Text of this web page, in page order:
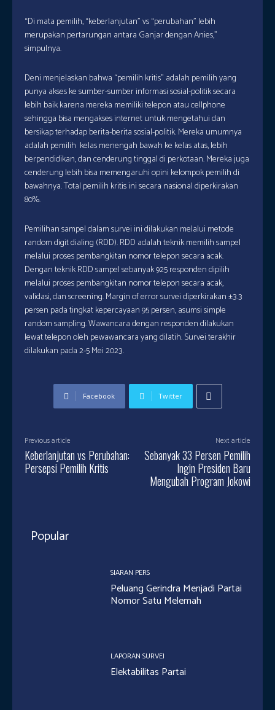
“Di mata pemilih, “keberlanjutan” vs “perubahan” lebih
merupakan pertarungan antara Ganjar dengan Anies,”
simpulnya.
Deni menjelaskan bahwa “pemilih kritis” adalah pemilih yang
punya akses ke sumber-sumber informasi sosial-politik secara
lebih baik karena mereka memiliki telepon atau cellphone
sehingga bisa mengakses internet untuk mengetahui dan
bersikap terhadap berita-berita sosial-politik. Mereka umumnya
adalah pemilih kelas menengah bawah ke kelas atas, lebih
berpendidikan, dan cenderung tinggal di perkotaan. Mereka juga
cenderung lebih bisa memengaruhi opini kelompok pemilih di
bawahnya. Total pemilih kritis ini secara nasional diperkirakan
80%.
Pemilihan sampel dalam survei ini dilakukan melalui metode
random digit dialing (RDD). RDD adalah teknik memilih sampel
melalui proses pembangkitan nomor telepon secara acak.
Dengan teknik RDD sampel sebanyak 925 responden dipilih
melalui proses pembangkitan nomor telepon secara acak,
validasi, dan screening. Margin of error survei diperkirakan ±3.3
persen pada tingkat kepercayaan 95 persen, asumsi simple
random sampling. Wawancara dengan responden dilakukan
lewat telepon oleh pewawancara yang dilatih. Survei terakhir
dilakukan pada 2-5 Mei 2023.
Facebook Twitter
Previous article
Keberlanjutan vs Perubahan:
Persepsi Pemilih Kritis
Next article
Sebanyak 33 Persen Pemilih
Ingin Presiden Baru
Mengubah Program Jokowi
Popular
SIARAN PERS
Peluang Gerindra Menjadi Partai
Nomor Satu Melemah
LAPORAN SURVEI
Elektabilitas Partai